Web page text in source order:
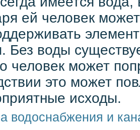
ей человек
Без воды
человек может
это может
исходы.
водоснабжения и